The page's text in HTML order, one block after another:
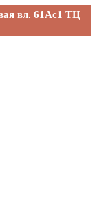
вл. 61Ас1 ТЦ